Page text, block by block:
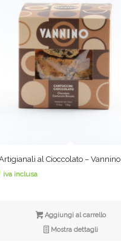
al Cioccolato – Vannino
iva inclusa
Aggiungi al carrello
Mostra dettagli